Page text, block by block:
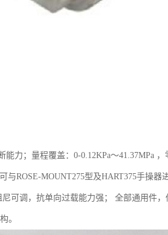
力；量程覆盖：0-0.12KPa～41.37MPa
ROSE-MOUNT275型及HART375手操器
可调，抗单向过载能力强； 全部通用件
。